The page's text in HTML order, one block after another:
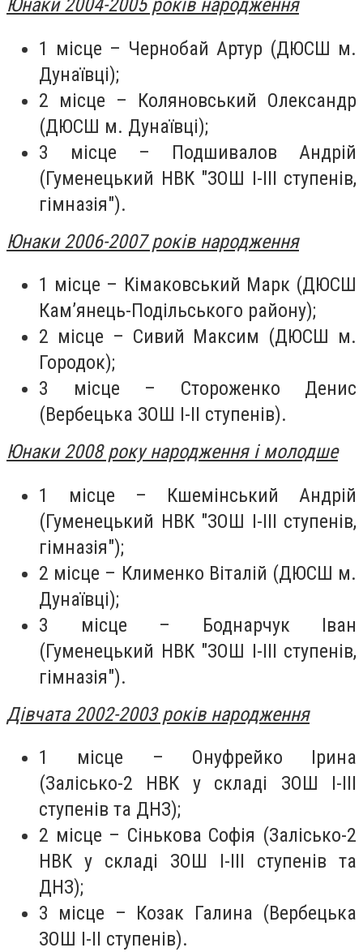
Юнаки 2004-2005 років народження
1 місце – Чернобай Артур (ДЮСШ м.
Дунаївці);
2 місце – Коляновський Олександр
(ДЮСШ м. Дунаївці);
3 місце – Подшивалов Андрій
(Гуменецький НВК "ЗОШ І-ІІІ ступенів,
гімназія").
Юнаки 2006-2007 років народження
1 місце – Кімаковський Марк (ДЮСШ
Кам’янець-Подільського району);
2 місце – Сивий Максим (ДЮСШ м.
Городок);
3 місце – Стороженко Денис
(Вербецька ЗОШ І-ІІ ступенів).
Юнаки 2008 року народження і молодше
1 місце – Кшемінський Андрій
(Гуменецький НВК "ЗОШ І-ІІІ ступенів,
гімназія");
2 місце – Клименко Віталій (ДЮСШ м.
Дунаївці);
3 місце – Боднарчук Іван
(Гуменецький НВК "ЗОШ І-ІІІ ступенів,
гімназія").
Дівчата 2002-2003 років народження
1 місце – Онуфрейко Ірина
(Залісько-2 НВК у складі ЗОШ І-ІІІ
ступенів та ДНЗ);
2 місце – Сінькова Софія (Залісько-2
НВК у складі ЗОШ І-ІІІ ступенів та
ДНЗ);
3 місце – Козак Галина (Вербецька
ЗОШ І-ІІ ступенів).